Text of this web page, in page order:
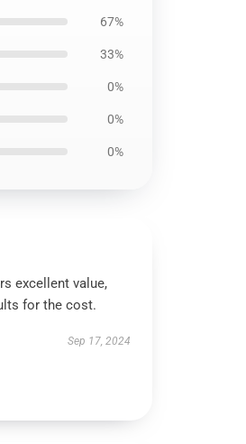
67%
33%
0%
0%
0%
excellent value,
for the cost.
Sep 17, 2024